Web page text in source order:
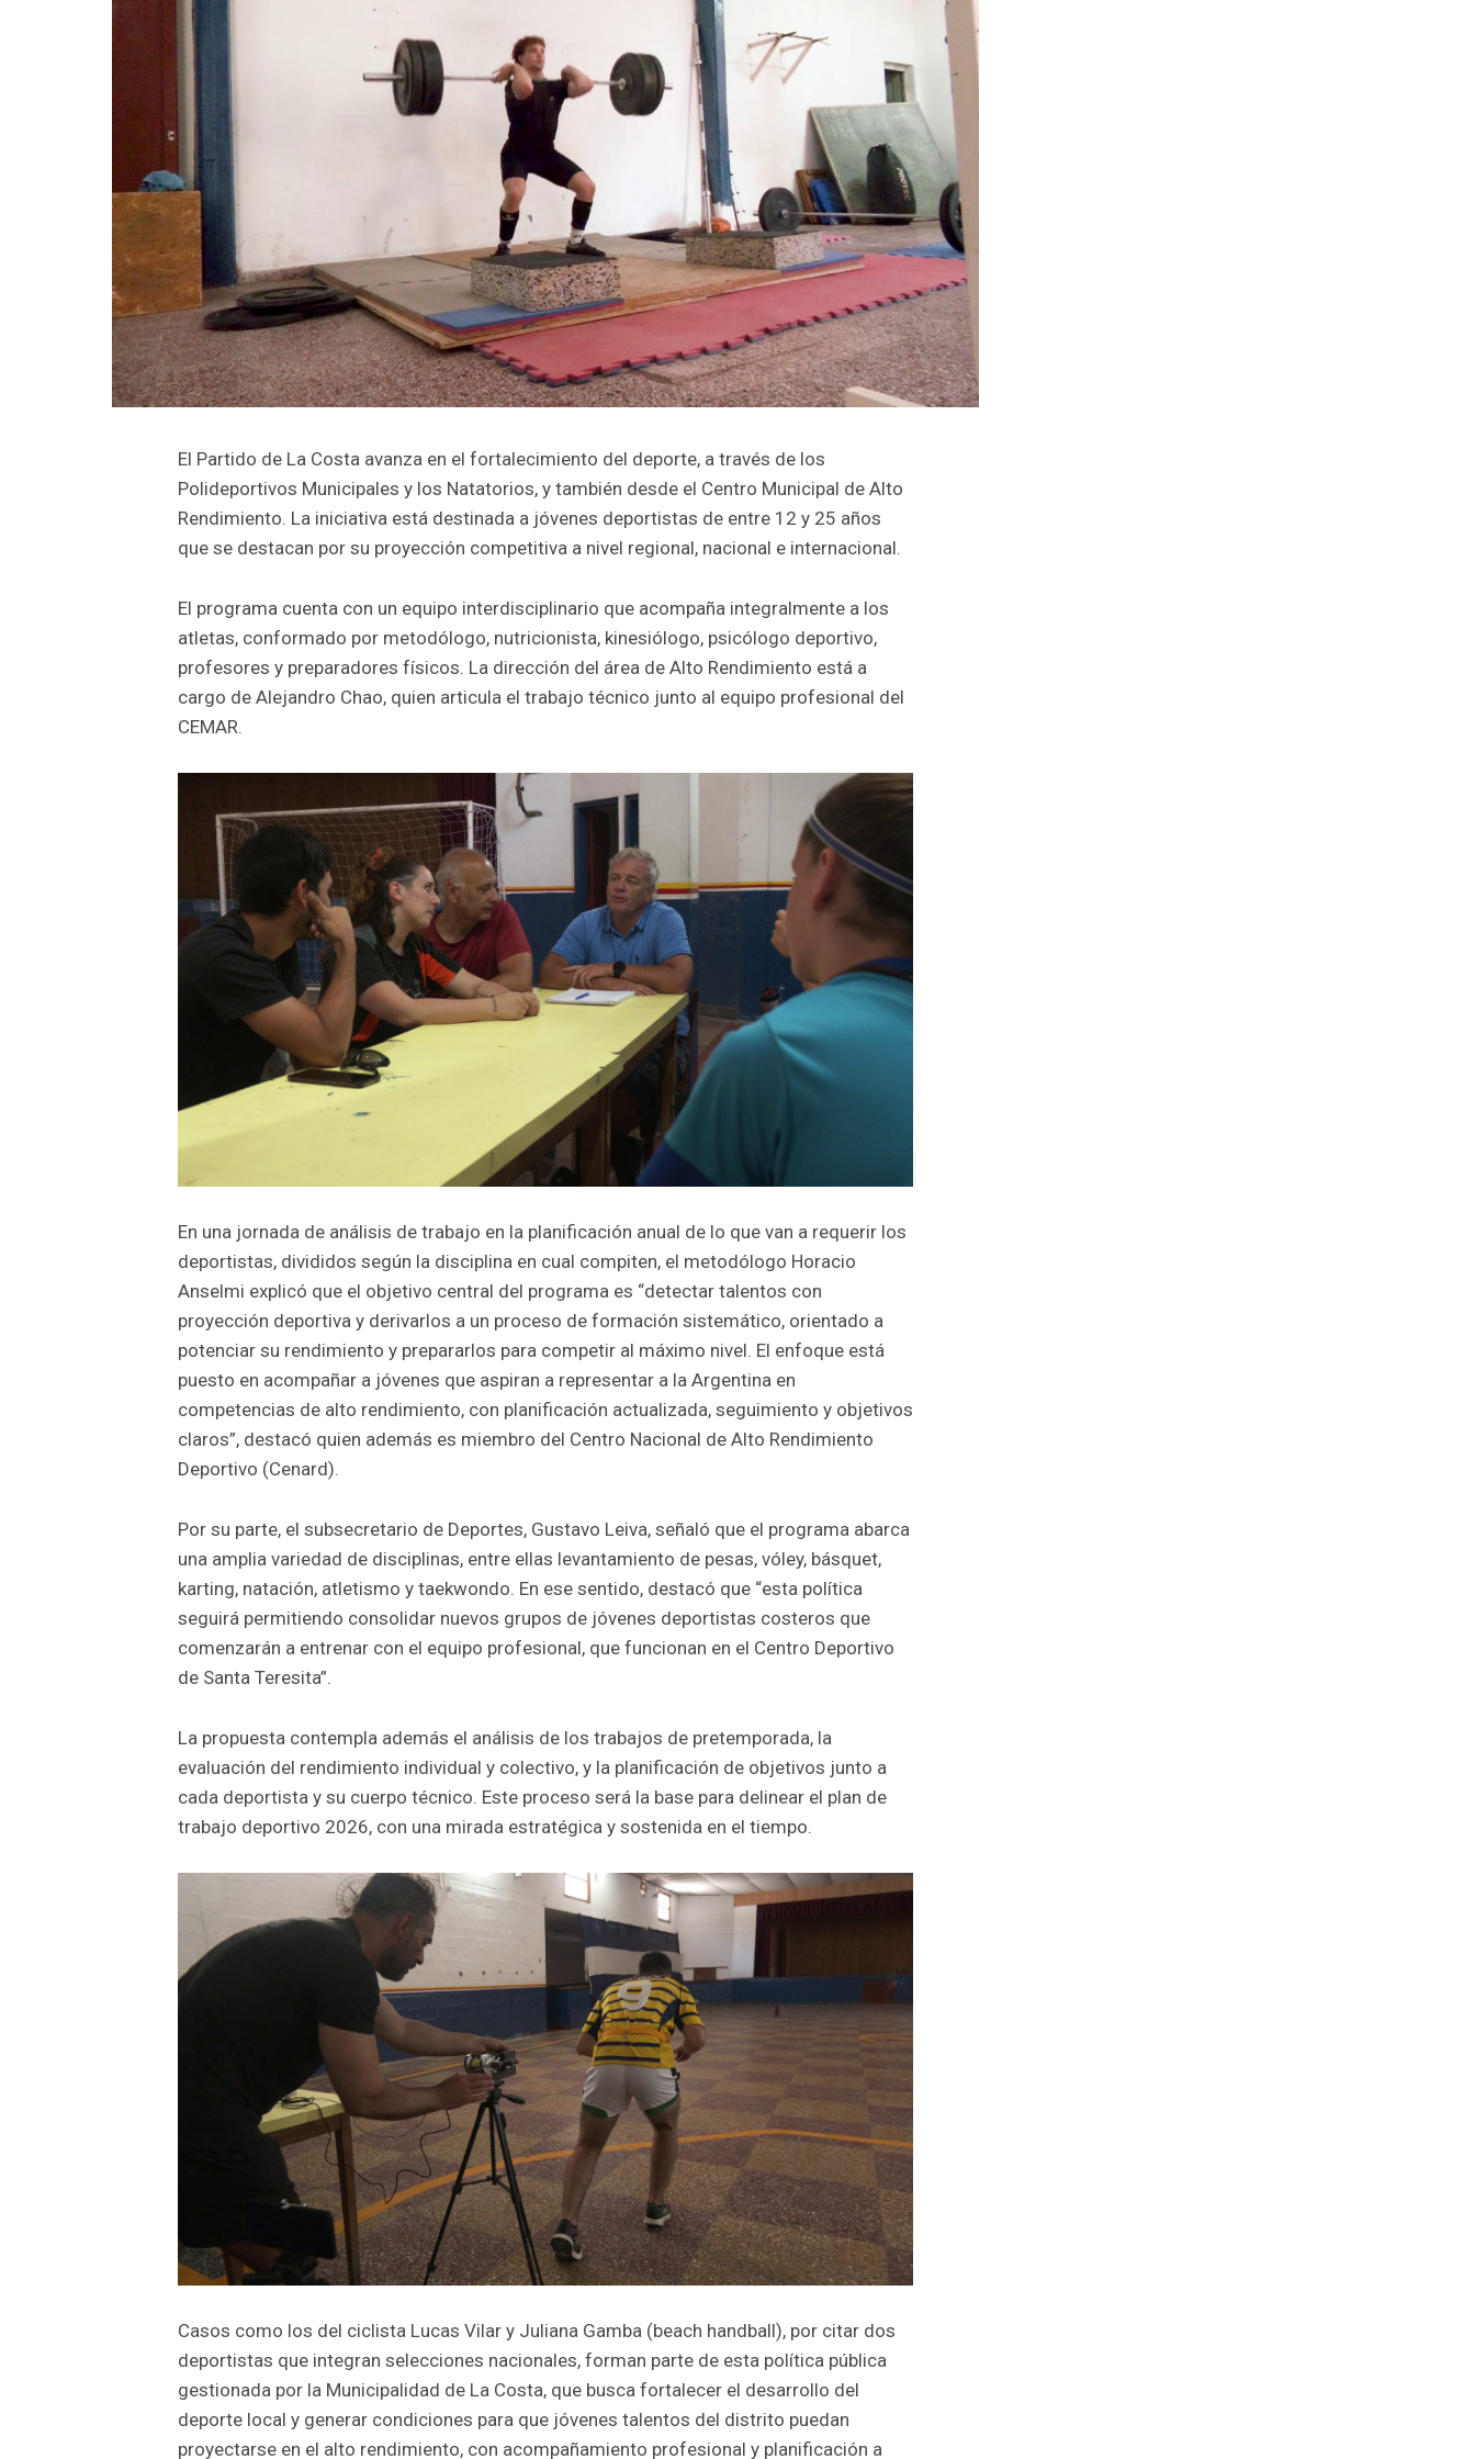
El Partido de La Costa avanza en el fortalecimiento del deporte, a través de los
Polideportivos Municipales y los Natatorios, y también desde el Centro Municipal de Alto
Rendimiento. La iniciativa está destinada a jóvenes deportistas de entre 12 y 25 años
que se destacan por su proyección competitiva a nivel regional, nacional e internacional.
El programa cuenta con un equipo interdisciplinario que acompaña integralmente a los
atletas, conformado por metodólogo, nutricionista, kinesiólogo, psicólogo deportivo,
profesores y preparadores físicos. La dirección del área de Alto Rendimiento está a
cargo de Alejandro Chao, quien articula el trabajo técnico junto al equipo profesional del
CEMAR.
En una jornada de análisis de trabajo en la planificación anual de lo que van a requerir los
deportistas, divididos según la disciplina en cual compiten, el metodólogo Horacio
Anselmi explicó que el objetivo central del programa es “detectar talentos con
proyección deportiva y derivarlos a un proceso de formación sistemático, orientado a
potenciar su rendimiento y prepararlos para competir al máximo nivel. El enfoque está
puesto en acompañar a jóvenes que aspiran a representar a la Argentina en
competencias de alto rendimiento, con planificación actualizada, seguimiento y objetivos
claros”, destacó quien además es miembro del Centro Nacional de Alto Rendimiento
Deportivo (Cenard).
Por su parte, el subsecretario de Deportes, Gustavo Leiva, señaló que el programa abarca
una amplia variedad de disciplinas, entre ellas levantamiento de pesas, vóley, básquet,
karting, natación, atletismo y taekwondo. En ese sentido, destacó que “esta política
seguirá permitiendo consolidar nuevos grupos de jóvenes deportistas costeros que
comenzarán a entrenar con el equipo profesional, que funcionan en el Centro Deportivo
de Santa Teresita”.
La propuesta contempla además el análisis de los trabajos de pretemporada, la
evaluación del rendimiento individual y colectivo, y la planificación de objetivos junto a
cada deportista y su cuerpo técnico. Este proceso será la base para delinear el plan de
trabajo deportivo 2026, con una mirada estratégica y sostenida en el tiempo.
Casos como los del ciclista Lucas Vilar y Juliana Gamba (beach handball), por citar dos
deportistas que integran selecciones nacionales, forman parte de esta política pública
gestionada por la Municipalidad de La Costa, que busca fortalecer el desarrollo del
deporte local y generar condiciones para que jóvenes talentos del distrito puedan
proyectarse en el alto rendimiento, con acompañamiento profesional y planificación a